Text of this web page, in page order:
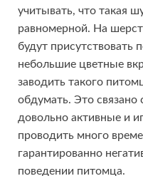
учитывать, что такая
равномерной. На
будут присутствовать
небольшие цветные
заводить такого
обдумать. Это
довольно активные и
проводить много
гарантированно
поведении питомца.